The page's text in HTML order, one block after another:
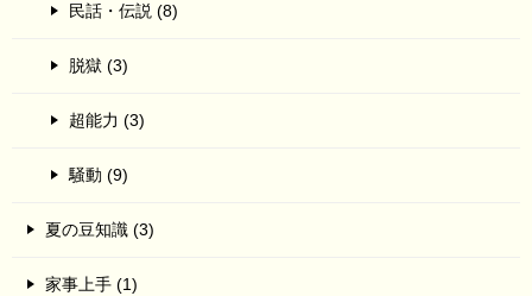
民話・伝説 (8)
脱獄 (3)
超能力 (3)
騒動 (9)
夏の豆知識 (3)
家事上手 (1)